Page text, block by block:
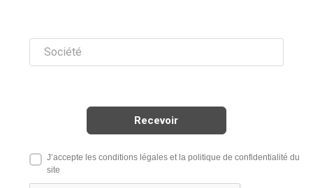
J’accepte les conditions légales et la politique de confidentialité du
site